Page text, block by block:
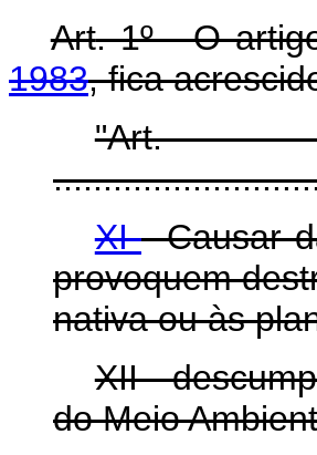
Art. 1º - O
1983, fica
XI- Causar
provoquem
nativa ou às
XII -
do Meio